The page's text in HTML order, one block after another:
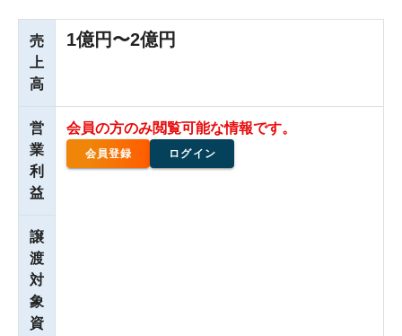
売
上
高
1億円〜2億円
営
業
利
益
会員の方のみ閲覧可能な情報です。
会員登録 ログイン
譲
渡
対
象
資